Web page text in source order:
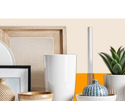
Věšáky na klíče
Stojany na deštníky
Stojany na noviny
Stojany na oblečení
Zobrazit vše
3-2-1
na míru
Zahradní židle a křesla
Zahradní lavice
Zahradní stoly
Zahradní houpačky
Zahradní lehátka